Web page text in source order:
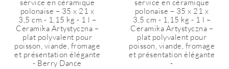
service en céramique
polonaise – 35 x 21 x
3,5 cm - 1,15 kg - 1 l –
Ceramika Artystyczna –
plat polyvalent pour
poisson, viande, fromage
et présentation élégante
- Berry Dance
service en céramique
polonaise – 35 x 21 x
3,5 cm - 1,15 kg - 1 l –
Ceramika Artystyczna –
plat polyvalent pour
poisson, viande, fromage
et présentation élégante
-